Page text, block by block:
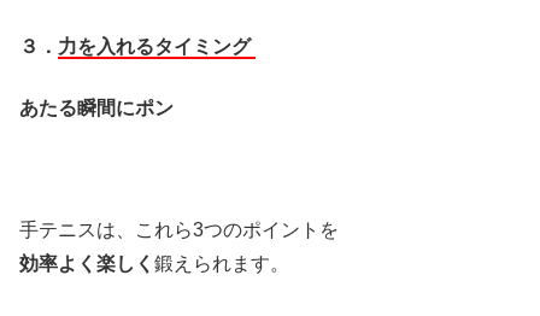
３． 力を入れるタイミング
あたる瞬間にポン
手テニスは、これら3つのポイントを
効率よく楽しく 鍛えられます。